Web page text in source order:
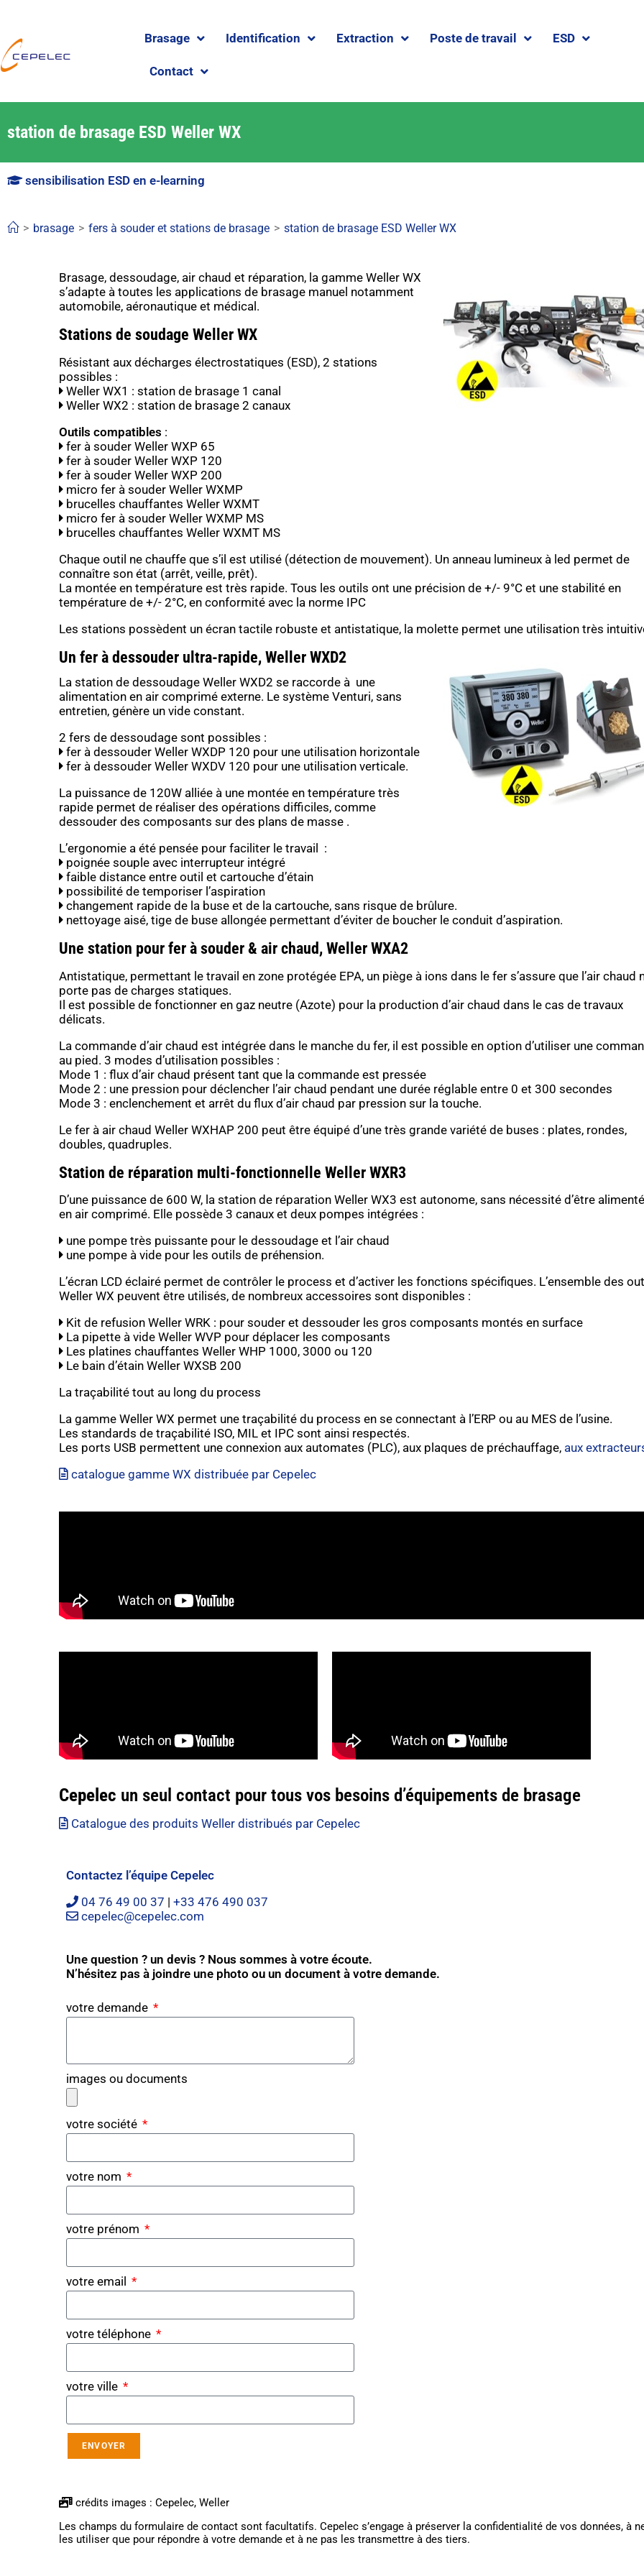
Brasage Identification Extraction Poste de travail ESD
Contact
station de brasage ESD Weller WX
sensibilisation ESD en e-learning
> brasage > fers à souder et stations de brasage > station de brasage ESD Weller WX
Brasage, dessoudage, air chaud et réparation, la gamme Weller WX
s’adapte à toutes les applications de brasage manuel notamment
automobile, aéronautique et médical.
Stations de soudage Weller WX
Résistant aux décharges électrostatiques (ESD), 2 stations
possibles :
Weller WX1 : station de brasage 1 canal
Weller WX2 : station de brasage 2 canaux
Outils compatibles :
fer à souder Weller WXP 65
fer à souder Weller WXP 120
fer à souder Weller WXP 200
micro fer à souder Weller WXMP
brucelles chauffantes Weller WXMT
micro fer à souder Weller WXMP MS
brucelles chauffantes Weller WXMT MS
Chaque outil ne chauffe que s’il est utilisé (détection de mouvement). Un anneau lumineux à led permet de
connaître son état (arrêt, veille, prêt).
La montée en température est très rapide. Tous les outils ont une précision de +/- 9°C et une stabilité en
température de +/- 2°C, en conformité avec la norme IPC
Les stations possèdent un écran tactile robuste et antistatique, la molette permet une utilisation très
Un fer à dessouder ultra-rapide, Weller WXD2
La station de dessoudage Weller WXD2 se raccorde à une
alimentation en air comprimé externe. Le système Venturi, sans
entretien, génère un vide constant.
2 fers de dessoudage sont possibles :
fer à dessouder Weller WXDP 120 pour une utilisation horizontale
fer à dessouder Weller WXDV 120 pour une utilisation verticale.
La puissance de 120W alliée à une montée en température très
rapide permet de réaliser des opérations difficiles, comme
dessouder des composants sur des plans de masse .
L’ergonomie a été pensée pour faciliter le travail :
poignée souple avec interrupteur intégré
faible distance entre outil et cartouche d’étain
possibilité de temporiser l’aspiration
changement rapide de la buse et de la cartouche, sans risque de brûlure.
nettoyage aisé, tige de buse allongée permettant d’éviter de boucher le conduit d’aspiration.
Une station pour fer à souder & air chaud, Weller WXA2
Antistatique, permettant le travail en zone protégée EPA, un piège à ions dans le fer s’assure que l’air chaud
porte pas de charges statiques.
Il est possible de fonctionner en gaz neutre (Azote) pour la production d’air chaud dans le cas de travaux
délicats.
La commande d’air chaud est intégrée dans le manche du fer, il est possible en option d’utiliser une
au pied. 3 modes d’utilisation possibles :
Mode 1 : flux d’air chaud présent tant que la commande est pressée
Mode 2 : une pression pour déclencher l’air chaud pendant une durée réglable entre 0 et 300 secondes
Mode 3 : enclenchement et arrêt du flux d’air chaud par pression sur la touche.
Le fer à air chaud Weller WXHAP 200 peut être équipé d’une très grande variété de buses : plates, rondes,
doubles, quadruples.
Station de réparation multi-fonctionnelle Weller WXR3
D’une puissance de 600 W, la station de réparation Weller WX3 est autonome, sans nécessité d’être
en air comprimé. Elle possède 3 canaux et deux pompes intégrées :
une pompe très puissante pour le dessoudage et l’air chaud
une pompe à vide pour les outils de préhension.
L’écran LCD éclairé permet de contrôler le process et d’activer les fonctions spécifiques. L’ensemble des
Weller WX peuvent être utilisés, de nombreux accessoires sont disponibles :
Kit de refusion Weller WRK : pour souder et dessouder les gros composants montés en surface
La pipette à vide Weller WVP pour déplacer les composants
Les platines chauffantes Weller WHP 1000, 3000 ou 120
Le bain d’étain Weller WXSB 200
La traçabilité tout au long du process
La gamme Weller WX permet une traçabilité du process en se connectant à l’ERP ou au MES de l’usine.
Les standards de traçabilité ISO, MIL et IPC sont ainsi respectés.
Les ports USB permettent une connexion aux automates (PLC), aux plaques de préchauffage, aux
catalogue gamme WX distribuée par Cepelec
Cepelec un seul contact pour tous vos besoins d’équipements de brasage
Catalogue des produits Weller distribués par Cepelec
Contactez l’équipe Cepelec
04 76 49 00 37 | +33 476 490 037
cepelec@cepelec.com
Une question ? un devis ? Nous sommes à votre écoute.
N’hésitez pas à joindre une photo ou un document à votre demande.
votre demande
images ou documents
votre société
votre nom
votre prénom
votre email
votre téléphone
votre ville
ENVOYER
crédits images : Cepelec, Weller
Les champs du formulaire de contact sont facultatifs. Cepelec s’engage à préserver la confidentialité de vos données, à
les utiliser que pour répondre à votre demande et à ne pas les transmettre à des tiers.